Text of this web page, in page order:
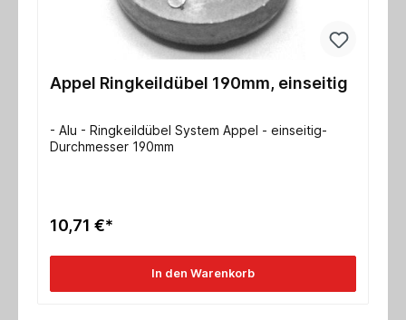
Appel Ringkeildübel 190mm, einseitig
- Alu - Ringkeildübel System Appel - einseitig-
Durchmesser 190mm
10,71 €*
In den Warenkorb